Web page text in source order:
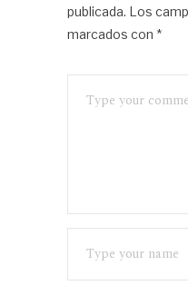
publicada. Los
marcados con *